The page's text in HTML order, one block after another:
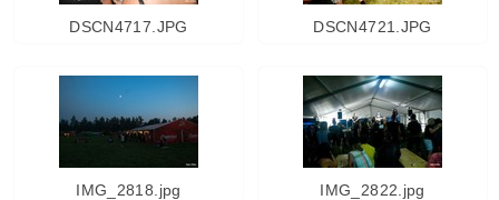
DSCN4717.JPG DSCN4721.JPG
IMG_2818.jpg IMG_2822.jpg